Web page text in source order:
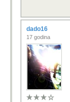
dado16
17 godina